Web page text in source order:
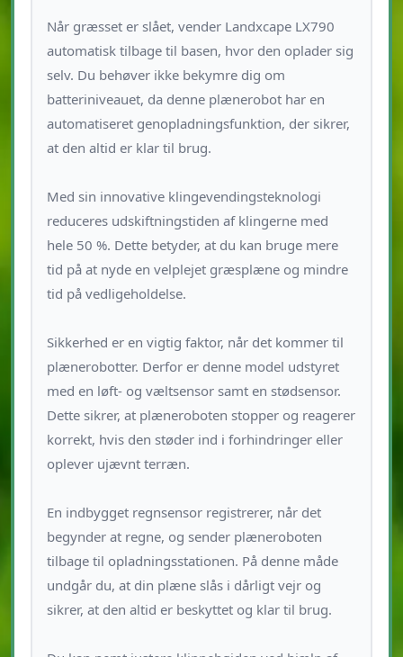
Når græsset er slået, vender Landxcape LX790
automatisk tilbage til basen, hvor den oplader sig
selv. Du behøver ikke bekymre dig om
batteriniveauet, da denne plænerobot har en
automatiseret genopladningsfunktion, der sikrer,
at den altid er klar til brug.
Med sin innovative klingevendingsteknologi
reduceres udskiftningstiden af ​​klingerne med
hele 50 %. Dette betyder, at du kan bruge mere
tid på at nyde en velplejet græsplæne og mindre
tid på vedligeholdelse.
Sikkerhed er en vigtig faktor, når det kommer til
plænerobotter. Derfor er denne model udstyret
med en løft- og væltsensor samt en stødsensor.
Dette sikrer, at plæneroboten stopper og reagerer
korrekt, hvis den støder ind i forhindringer eller
oplever ujævnt terræn.
En indbygget regnsensor registrerer, når det
begynder at regne, og sender plæneroboten
tilbage til opladningsstationen. På denne måde
undgår du, at din plæne slås i dårligt vejr og
sikrer, at den altid er beskyttet og klar til brug.